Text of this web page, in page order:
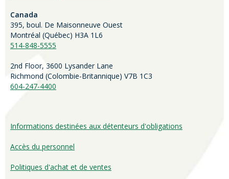
Canada
395, boul. De Maisonneuve Ouest
Montréal (Québec) H3A 1L6
514-848-5555
2nd Floor, 3600 Lysander Lane
Richmond (Colombie-Britannique) V7B 1C3
604-247-4400
Informations destinées aux détenteurs d'obligations
Accès du personnel
Politiques d'achat et de ventes